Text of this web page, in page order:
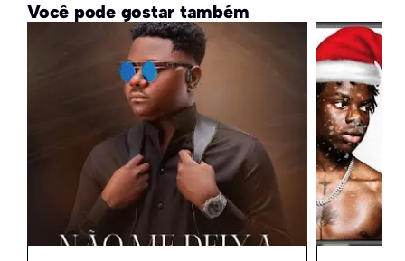
Você pode gostar também